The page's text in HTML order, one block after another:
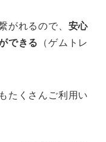
がれるので、 安心
できる
（ゲムトレ
たくさんご利用い